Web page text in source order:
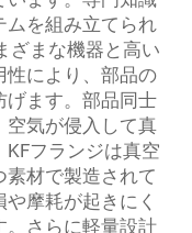
ムを組み立てられ
ざまな機器と高い
性により、部品の
げます。部品同士
空気が侵入して真
フランジは真空
材で製造されて
摩耗が起きにく
。さらに軽量設計